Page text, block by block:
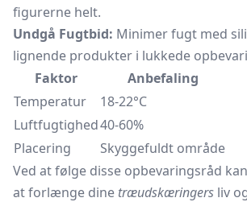
figurerne helt.
Undgå Fugtbid: Minimer fugt med
lignende produkter i lukkede
Faktor
Anbefaling
Temperatur
18-22°C
Luftfugtighed40-60%
Placering
Skyggefuldt område
Ved at følge disse opbevaringsråd
at forlænge dine træudskæringers liv